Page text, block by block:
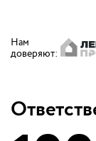
Нам
доверяют: